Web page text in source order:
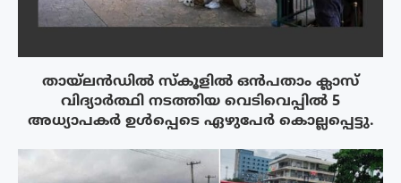
തായ്‌ലൻഡിൽ സ്കൂളിൽ ഒൻപതാം ക്ലാസ്
വിദ്യാർത്ഥി നടത്തിയ വെടിവെപ്പിൽ 5
അധ്യാപകർ ഉൾപ്പെടെ ഏഴുപേർ കൊല്ലപ്പെട്ടു.